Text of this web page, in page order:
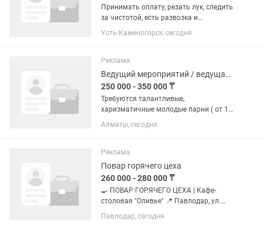
Принимать оплату, резать лук, следить
за чистотой, есть развозка и
питание.ПРОШУ СМОТРЕТЬ АДРЕС
ПЕРЕД ТЕМ КАК ПИСАТЬ !!!!
Усть-Каменогорск, сегодня
Реклама
Ведущий мероприятий / ведущая мероприятий
250 000 - 350 000 ₸
Требуются талантливые,
харизматичные молодые парни ( от 18
до 25 лет)на должность ведущих
розыгрыша бинго с обучением!
-проведение розыгрышей -общение с...
Алматы, сегодня
Реклама
Повар горячего цеха
260 000 - 280 000 ₸
🍳 ПОВАР ГОРЯЧЕГО ЦЕХА | Кафе-
столовая "Оливье" 📍 Павлодар, ул.
Лермонтова, 91 🕐 График: 2/2 | с 07:00
до 20:00 💰 Зарплата: от 260.000 до
Павлодар, сегодня